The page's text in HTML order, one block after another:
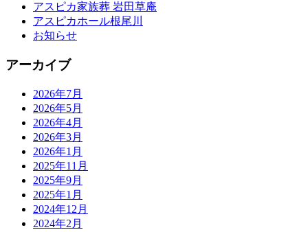
アスピカ家族葬 岩田草庵
アスピカホール根尾川
お知らせ
アーカイブ
2026年7月
2026年5月
2026年4月
2026年3月
2026年1月
2025年11月
2025年9月
2025年1月
2024年12月
2024年2月